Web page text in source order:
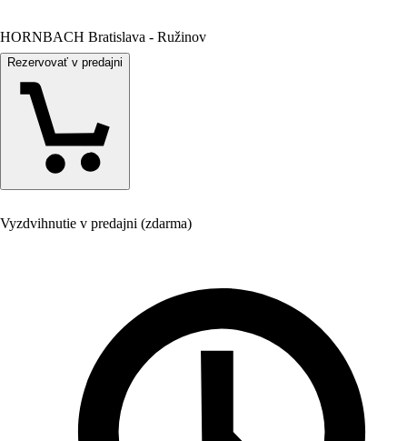
HORNBACH Bratislava - Ružinov
Rezervovať v predajni
Vyzdvihnutie v predajni (zdarma)